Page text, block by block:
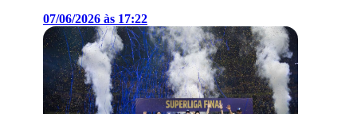
07/06/2026 às 17:22